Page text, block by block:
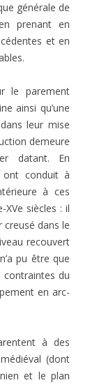
générale de
prenant en
et en
le parement
ainsi qu’une
leur mise
demeure
datant. En
ont conduit à
à ces
XVe siècles : il
creusé dans le
recouvert
pu être que
contraintes du
en arc-
à des
(dont
et le plan